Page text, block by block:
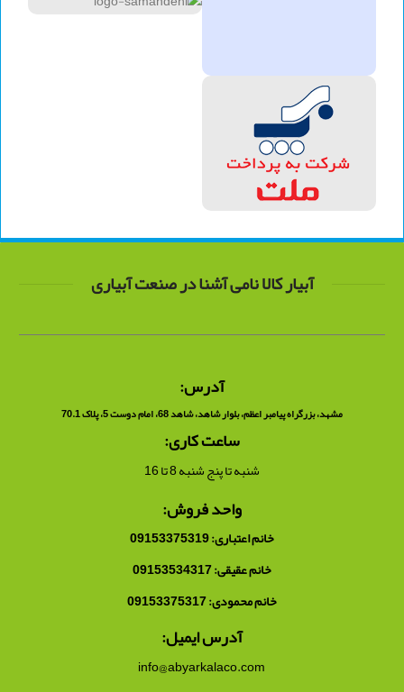
آبیار کالا نامی آشنا در صنعت آبیاری
آدرس:
مشهد، بزرگراه پیامبر اعظم، بلوار شاهد، شاهد 68، امام دوست 5، پلاک 70.1
ساعت کاری:
شنبه تا پنج شنبه 8 تا 16
واحد فروش:
خانم اعتباری: 09153375319
خانم عقیقی: 09153534317
خانم محمودی: 09153375317
آدرس ایمیل:
info@abyarkalaco.com